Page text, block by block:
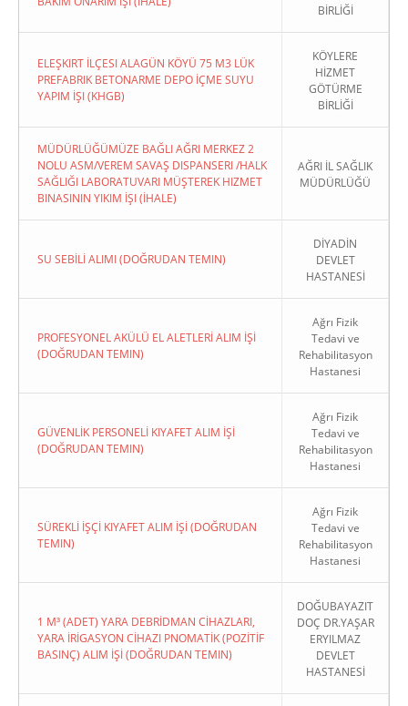
BİRLİĞİ
ELEŞKIRT İLÇESI ALAGÜN KÖYÜ 75 M3 LÜK
PREFABRIK BETONARME DEPO İÇME SUYU
YAPIM İŞI (KHGB)
KÖYLERE
HİZMET
GÖTÜRME
BİRLİĞİ
MÜDÜRLÜĞÜMÜZE BAĞLI AĞRI MERKEZ 2
NOLU ASM/VEREM SAVAŞ DISPANSERI /HALK
SAĞLIĞI LABORATUVARI MÜŞTEREK HIZMET
BINASININ YIKIM İŞI (İHALE)
AĞRI İL SAĞLIK
MÜDÜRLÜĞÜ
SU SEBİLİ ALIMI (DOĞRUDAN TEMIN)
DİYADİN
DEVLET
HASTANESİ
PROFESYONEL AKÜLÜ EL ALETLERİ ALIM İŞİ
(DOĞRUDAN TEMIN)
Ağrı Fizik
Tedavi ve
Rehabilitasyon
Hastanesi
GÜVENLİK PERSONELİ KIYAFET ALIM İŞİ
(DOĞRUDAN TEMIN)
Ağrı Fizik
Tedavi ve
Rehabilitasyon
Hastanesi
SÜREKLİ İŞÇİ KIYAFET ALIM İŞİ (DOĞRUDAN
TEMIN)
Ağrı Fizik
Tedavi ve
Rehabilitasyon
Hastanesi
1 M³ (ADET) YARA DEBRİDMAN CİHAZLARI,
YARA İRİGASYON CİHAZI PNOMATİK (POZİTİF
BASINÇ) ALIM İŞİ (DOĞRUDAN TEMIN)
DOĞUBAYAZIT
DOÇ DR.YAŞAR
ERYILMAZ
DEVLET
HASTANESİ